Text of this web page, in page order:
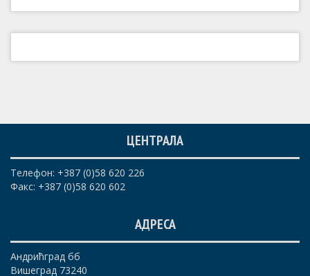
ЦЕНТРАЛА
Телефон: +387 (0)58 620 226
Факс: +387 (0)58 620 602
АДРЕСА
Андрићград бб
Вишеград 73240